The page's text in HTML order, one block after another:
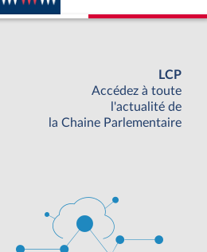
LCP
Accédez à toute
l'actualité de
la Chaine Parlementaire